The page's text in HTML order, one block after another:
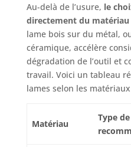
Au-delà de l’usure, le
directement du matériau
lame bois sur du métal,
céramique, accélère
dégradation de l’outil et
travail. Voici un tableau
lames selon les
Matériau
Type